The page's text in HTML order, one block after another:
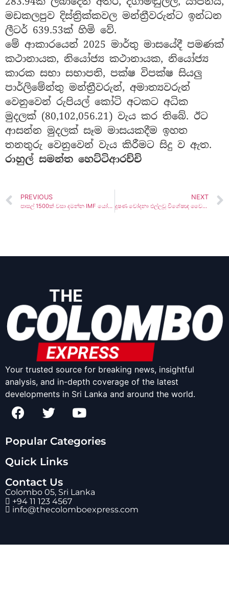
මඩකලපුව දිස්ත්‍රික්කවල මන්ත්‍රීවරුන්ට ඉන්ධන
ලීටර් 639.53ක් හිමි වේ.
මේ ආකාරයෙන් 2025 මාර්තු මාසයේදී පමණක්
කථානායක, නියෝජ්‍ය කථානායක, නියෝජ්‍ය
කාරක සභා සභාපති, පක්ෂ විපක්ෂ සියලු
පාර්ලිමේන්තු මන්ත්‍රීවරුන්, අමාත්‍යවරුන්
වෙනුවෙන් රුපියල් කෝටි අටකට අධික
මුදලක් (80,102,056.21) වැය කර තිබේ. ඊට
ආසන්න මුදලක් සෑම මාසයකදීම ඉහත
තනතුරු වෙනුවෙන් වැය කිරීමට සිදු ව ඇත.
රාහුල් සමන්ත හෙට්ටිආරච්චි
PREVIOUS
පාසල් 1500ක් වසා දමන්න IMF යෝජනා කරයි !
NEXT
දූෂණ චෝදනා එල්ලවූ විශේෂඥ වෛද්‍යවරියට ඇප ලැබුනේ මෙහෙමයි –
Your trusted source for breaking news, insightful
analysis, and in-depth coverage of the latest
developments in Sri Lanka and around the world.
Popular Categories
Quick Links
Contact Us
Colombo 05, Sri Lanka
+94 11 123 4567
info@thecolomboexpress.com